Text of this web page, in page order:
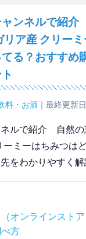
ャンネルで紹
ア産 クリーミ
る？おすすめ
料・お酒 ｜最終更新
ネルで紹介 自然
ミーはちみつは
をわかりやすく解
オンラインストア
方